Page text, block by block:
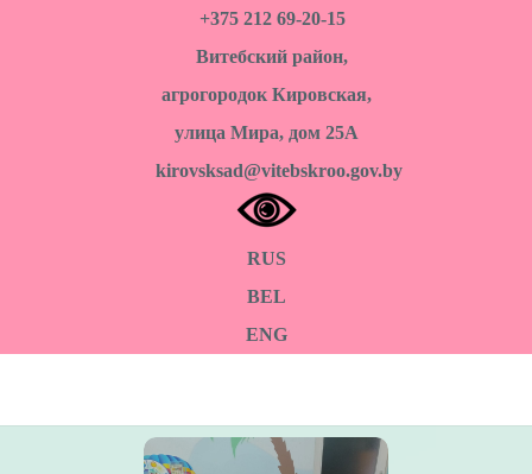
+375 212 69-20-15
Витебский район,
агрогородок Кировская,
улица Мира, дом 25А
kirovsksad@vitebskroo.gov.by
RUS
BEL
ENG